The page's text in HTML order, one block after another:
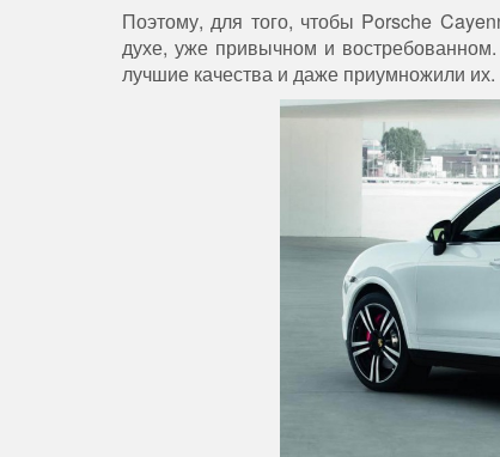
Поэтому, для того, чтобы Porsche
духе, уже привычном и
лучшие качества и даже приумножили их.